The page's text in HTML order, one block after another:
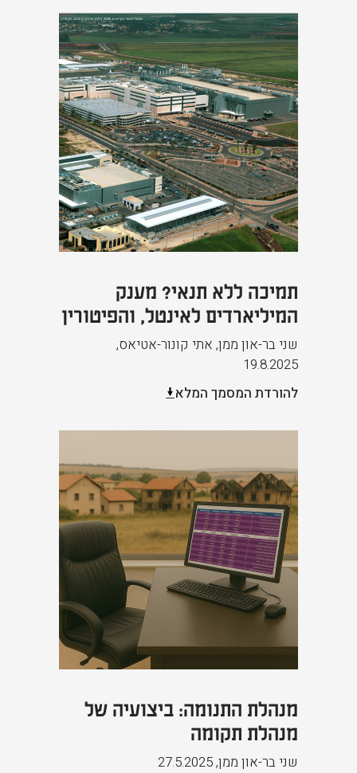
תמיכה ללא תנאי? מענק
המיליארדים לאינטל, והפיטורין
שני בר-און ממן, אתי קונור-אטיאס,
19.8.2025
להורדת המסמך המלא
מנהלת התנומה: ביצועיה של
מנהלת תקומה
שני בר-און ממן,
27.5.2025